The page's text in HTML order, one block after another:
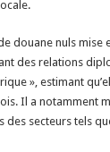
douane nuls mise
des relations
», estimant
Il a notamment
secteurs tels